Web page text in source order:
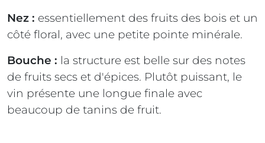
Nez : essentiellement des fruits des bois et un
côté floral, avec une petite pointe minérale.
Bouche : la structure est belle sur des notes
de fruits secs et d'épices. Plutôt puissant, le
vin présente une longue finale avec
beaucoup de tanins de fruit.